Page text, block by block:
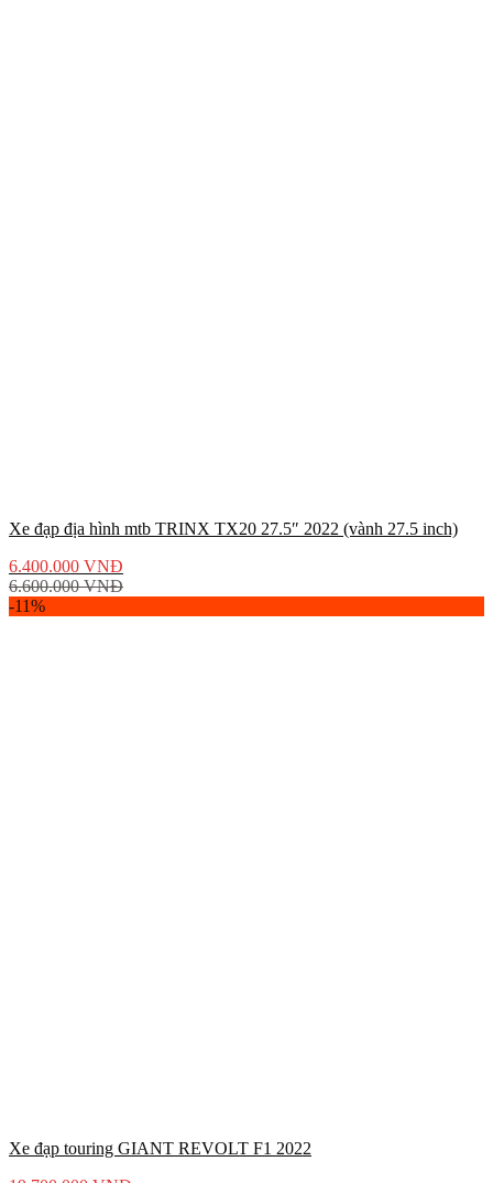
Xe đạp địa hình mtb TRINX TX20 27.5″ 2022 (vành 27.5 inch)
6.400.000 VNĐ
6.600.000VNĐ
-11%
Xe đạp touring GIANT REVOLT F1 2022